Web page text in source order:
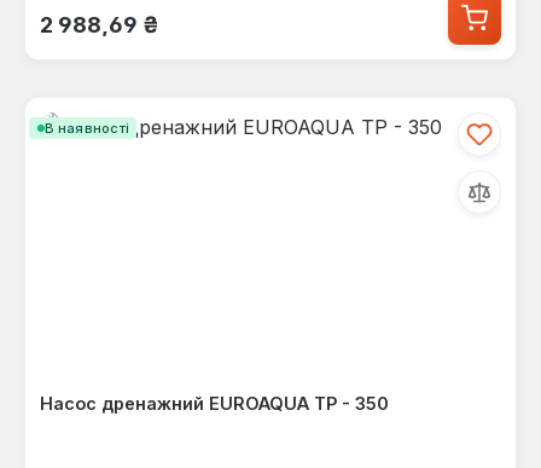
Звичайна ціна:
2 988,69 ₴
В наявності
Насос дренажний EUROAQUA TP - 350